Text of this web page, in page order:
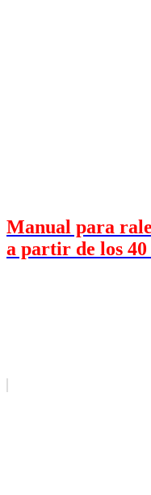
Manual para
a partir de los 40